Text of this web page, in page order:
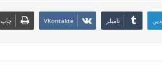
‫تامبلر ‫VKontakte چاپ